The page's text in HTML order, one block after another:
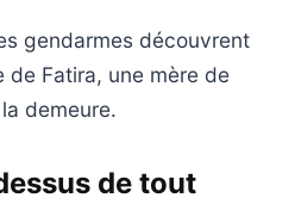
gendarmes découvrent
de Fatira, une mère de
demeure.
de tout